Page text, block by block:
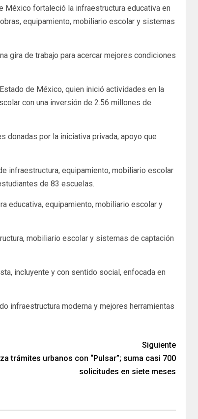
México fortaleció la infraestructura educativa en
equipamiento, mobiliario escolar y sistemas
gira de trabajo para acercar mejores condiciones
de México, quien inició actividades en la
con una inversión de 2.56 millones de
donadas por la iniciativa privada, apoyo que
infraestructura, equipamiento, mobiliario escolar
de 83 escuelas.
educativa, equipamiento, mobiliario escolar y
mobiliario escolar y sistemas de captación
incluyente y con sentido social, enfocada en
infraestructura moderna y mejores herramientas
Siguiente
trámites urbanos con “Pulsar”; suma casi 700
solicitudes en siete meses